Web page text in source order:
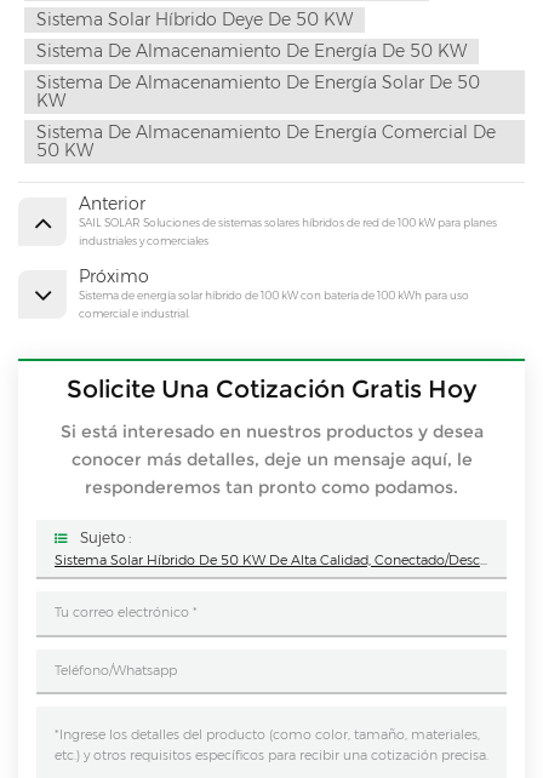
Sistema Solar Híbrido Deye De 50 KW
Sistema De Almacenamiento De Energía De 50 KW
Sistema De Almacenamiento De Energía Solar De 50
KW
Sistema De Almacenamiento De Energía Comercial De
50 KW
Anterior
SAIL SOLAR Soluciones de sistemas solares híbridos de red de 100 kW para planes
industriales y comerciales
Próximo
Sistema de energía solar híbrido de 100 kW con batería de 100 kWh para uso
comercial e industrial.
Solicite Una Cotización Gratis Hoy
Si está interesado en nuestros productos y desea
conocer más detalles, deje un mensaje aquí, le
responderemos tan pronto como podamos.
Sujeto :
Sistema Solar Híbrido De 50 KW De Alta Calidad, Conectado/desconectado A La Red, Para Soluciones De Almacenamiento De Energía Comercial.